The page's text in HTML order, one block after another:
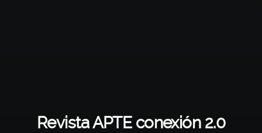
Revista APTE conexión 2.0